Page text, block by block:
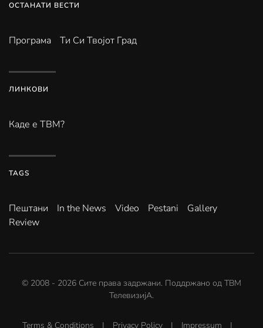
ОСТАНАТИ ВЕСТИ
Програма Ти Си Твојот Град
ЛИНКОВИ
Каде е ТВМ?
TAGS
Пештани In the News Video Pestani
Gallery
Review
© 2008 - 2026 Сите права задржани. Поддржано од ТВМ
ТелевизијА.
Terms & Conditions | Privacy Policy | Impressum |